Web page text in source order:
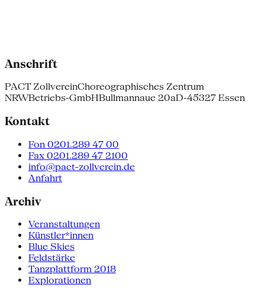
Anschrift
PACT ZollvereinChoreographisches Zentrum
NRWBetriebs-GmbHBullmannaue 20aD-45327 Essen
Kontakt
Fon 0201.289 47 00
Fax 0201.289 47 2100
info@pact-zollverein.de
Anfahrt
Archiv
Veranstaltungen
Künstler*innen
Blue Skies
Feldstärke
Tanzplattform 2018
Explorationen